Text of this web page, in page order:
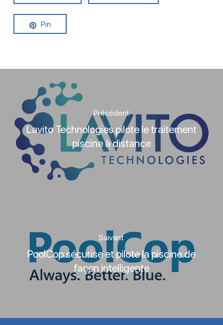
Pin
Précédent
Lavito Technologies pilote le traitement
piscine à distance
Suivant
PoolCop sécurise et pilote la piscine de
façon intelligente